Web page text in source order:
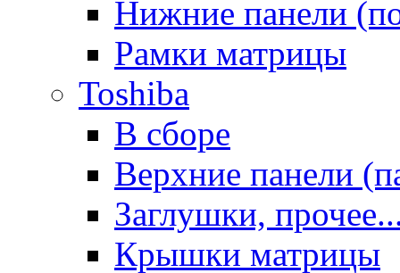
Нижние панели
Рамки матрицы
Toshiba
В сборе
Верхние панели
Заглушки,
Крышки матрицы